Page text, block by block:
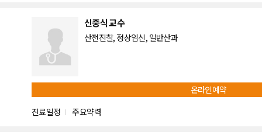
신중식 교수
산전진찰, 정상임신, 일반산과
온라인예약
진료일정
주요약력